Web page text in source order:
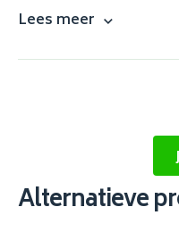
Lees meer
Alternatieve